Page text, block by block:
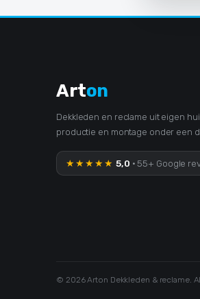
Arton
Dekkleden en reclame uit eigen
productie en montage onder een
★★★★★ 5,0 · 55+ Google
© 2026 Arton Dekkleden & reclame.